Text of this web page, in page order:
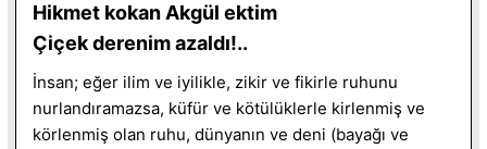
Hikmet kokan Akgül ektim
Çiçek derenim azaldı!..
İnsan; eğer ilim ve iyilikle, zikir ve fikirle ruhunu
nurlandıramazsa, küfür ve kötülüklerle kirlenmiş ve
körlenmiş olan ruhu, dünyanın ve deni (bayağı ve